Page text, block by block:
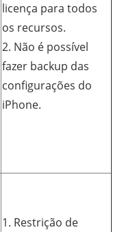
licença para todos
os recursos.
2. Não é possível
fazer backup das
configurações do
iPhone.
1. Restrição de